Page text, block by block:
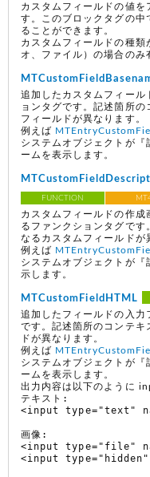
カスタムフィールドの値を
す。このブロックタグの
ることができます。
カスタムフィールドの種
オ、ファイル）の場合のみ
追加したカスタムフィール
ョンタグです。記述箇所
フィールドが異なります。
例えば
システムオブジェクトが『
ームを表示します。
FUNCTION
カスタムフィールドの作成
るファンクションタグです
なるカスタムフィールドが
例えば
システムオブジェクトが『
示します。
MTCustomFieldHTML
追加したフィールドの入力
です。記述箇所のコンテキ
ドが異なります。
例えば
システムオブジェクトが『
ームを表示します。
出力内容は以下のように
テキスト:
<input type="text"
画像:
<input type="file"